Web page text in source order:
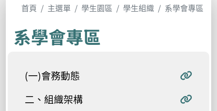
首頁 主選單 學生園區 學生組織 系學會專區
系學會專區
(一)會務動態
二、組織架構